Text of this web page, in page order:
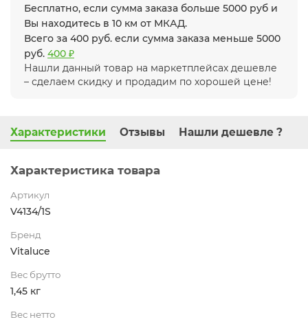
Бесплатно, если сумма заказа больше 5000 руб и
Вы находитесь в 10 км от МКАД.
Всего за 400 руб. если сумма заказа меньше 5000
руб. 400 ₽
Нашли данный товар на маркетплейсах дешевле
– сделаем скидку и продадим по хорошей цене!
Характеристики Отзывы Нашли дешевле ?
Характеристика товара
Артикул
V4134/1S
Бренд
Vitaluce
Вес брутто
1,45 кг
Вес нетто